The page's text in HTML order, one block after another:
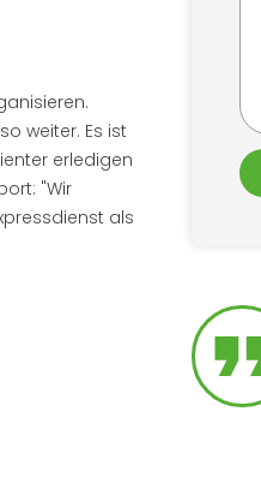
weiter. Es ist
erledigen
"Wir
als